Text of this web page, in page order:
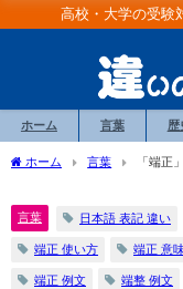
高校・大学の受験
ホーム 言葉 歴
ホーム 言葉 「端正
言葉 日本語 表記 違い
端正 使い方 端正 意
端正 例文 端整 例文